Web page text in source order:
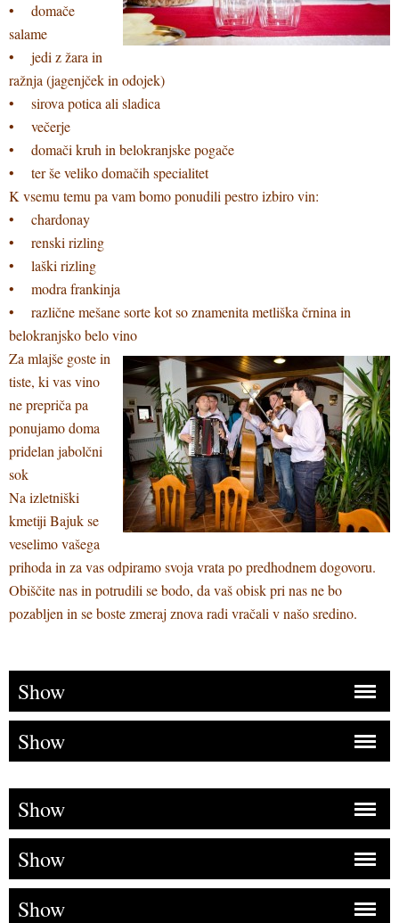
• domače
salame
• jedi z žara in
ražnja (jagenjček in odojek)
• sirova potica ali sladica
• večerje
• domači kruh in belokranjske pogače
• ter še veliko domačih specialitet
K vsemu temu pa vam bomo ponudili pestro izbiro vin:
• chardonay
• renski rizling
• laški rizling
• modra frankinja
• različne mešane sorte kot so znamenita metliška črnina in
belokranjsko belo vino
Za mlajše goste in
tiste, ki vas vino
ne prepriča pa
ponujamo doma
pridelan jabolčni
sok
Na izletniški
kmetiji Bajuk se
veselimo vašega
prihoda in za vas odpiramo svoja vrata po predhodnem dogovoru.
Obiščite nas in potrudili se bodo, da vaš obisk pri nas ne bo
pozabljen in se boste zmeraj znova radi vračali v našo sredino.
Show
Show
Show
Show
Show